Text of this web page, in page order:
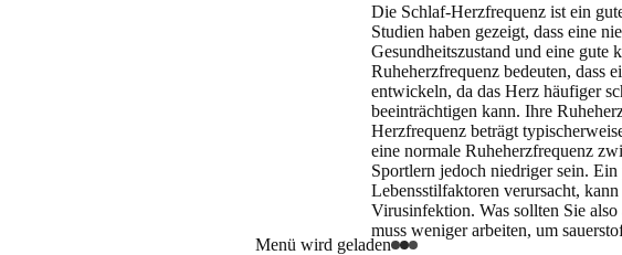
Menü wird geladen
Die Schlaf-Herzfrequenz ist ein
Studien haben gezeigt, dass eine
Gesundheitszustand und eine gute
Ruheherzfrequenz bedeuten, dass
entwickeln, da das Herz häufiger
beeinträchtigen kann. Ihre
Herzfrequenz beträgt
eine normale Ruheherzfrequenz
Sportlern jedoch niedriger sein.
Lebensstilfaktoren verursacht,
Virusinfektion. Was sollten Sie also
muss weniger arbeiten, um